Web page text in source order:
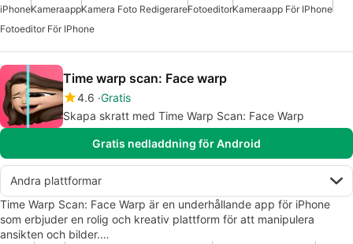
iPhoneKameraappKamera Foto RedigerareFotoeditorKameraapp För IPhone
Fotoeditor För IPhone
Time warp scan: Face warp
4.6 Gratis
Skapa skratt med Time Warp Scan: Face Warp
Gratis nedladdning för Android
Andra plattformar
Time Warp Scan: Face Warp är en underhållande app för iPhone
som erbjuder en rolig och kreativ plattform för att manipulera
ansikten och bilder.…